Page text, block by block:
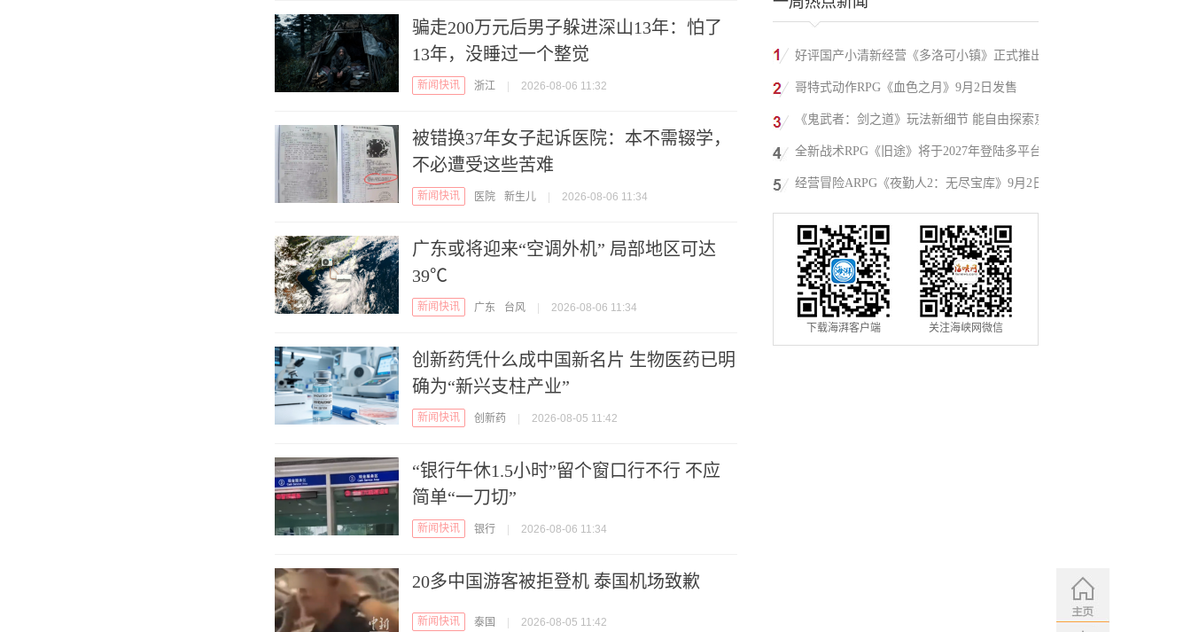
骗走200万元后男子躲进深山13年：怕了
13年，没睡过一个整觉
新闻快讯 浙江 2026-08-06 11:32
被错换37年女子起诉医院：本不需辍学，
不必遭受这些苦难
新闻快讯 医院 新生儿 2026-08-06 11:34
广东或将迎来“空调外机” 局部地区可达
39℃
新闻快讯 广东 台风 2026-08-06 11:34
创新药凭什么成中国新名片 生物医药已明
确为“新兴支柱产业”
新闻快讯 创新药 2026-08-05 11:42
“银行午休1.5小时”留个窗口行不行 不应
简单“一刀切”
新闻快讯 银行 2026-08-06 11:34
20多中国游客被拒登机 泰国机场致歉
新闻快讯 泰国 2026-08-05 11:42
好评国产小清新经营《多洛可小镇》正式推出
哥特式动作RPG《血色之月》9月2日发售
《鬼武者：剑之道》玩法新细节 能自由探索京
都的半开放区域
全新战术RPG《旧途》将于2027年登陆多平台
经营冒险ARPG《夜勤人2：无尽宝库》9月2日
发售
下载海湃客户端 关注海峡网微信